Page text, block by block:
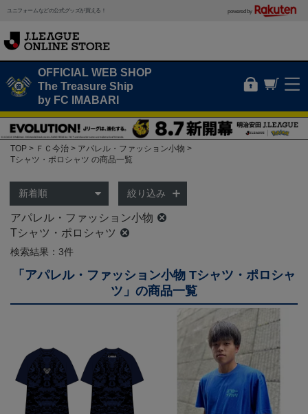
ユニフォームなどの公式グッズが買える！ powered by
OFFICIAL WEB SHOP
The Treasure Ship
by FC IMABARI
TOP ＦＣ今治
アパレル・ファッション小物
Tシャツ・ポロシャツ の商品一覧
絞り込み
アパレル・ファッション小物
Tシャツ・ポロシャツ
検索結果：3件
「アパレル・ファッション小物 Tシャツ・ポロシャ
ツ」の商品一覧